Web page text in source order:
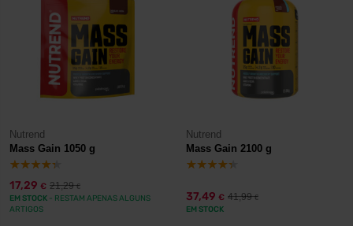
Nutrend
Mass Gain 1050 g
17,29 € 21,29€
EM STOCK - RESTAM APENAS ALGUNS
ARTIGOS
Nutrend
Mass Gain 2100 g
37,49 € 41,99€
EM STOCK